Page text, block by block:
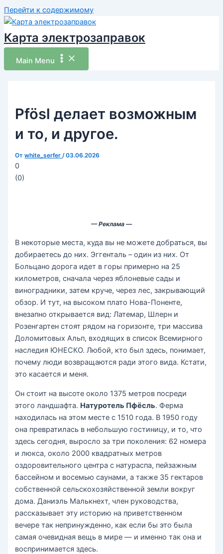
Перейти к содержимому
Карта электрозаправок
Main Menu
Pfösl делает возможным
и то, и другое.
Отwhite_serfer/03.06.2026
0
(0)
— Реклама —
В некоторые места, куда вы не можете добраться, вы
добираетесь до них. Эггенталь – один из них. От
Больцано дорога идет в горы примерно на 25
километров, сначала через яблоневые сады и
виноградники, затем круче, через лес, закрывающий
обзор. И тут, на высоком плато Нова-Поненте,
внезапно открывается вид: Латемар, Шлерн и
Розенгартен стоят рядом на горизонте, три массива
Доломитовых Альп, входящих в список Всемирного
наследия ЮНЕСКО. Любой, кто был здесь, понимает,
почему люди возвращаются ради этого вида. Кстати,
это касается и меня.
Он стоит на высоте около 1375 метров посреди
этого ландшафта. Натуротель Пфёсль. Ферма
находилась на этом месте с 1510 года. В 1950 году
она превратилась в небольшую гостиницу, и то, что
здесь сегодня, выросло за три поколения: 62 номера
и люкса, около 2000 квадратных метров
оздоровительного центра с натураспа, пейзажным
бассейном и восемью саунами, а также 35 гектаров
собственной сельскохозяйственной земли вокруг
дома. Даниэль Малькнехт, член руководства,
рассказывает эту историю на приветственном
вечере так непринужденно, как если бы это была
самая очевидная вещь в мире — и именно так она и
воспринимается здесь.